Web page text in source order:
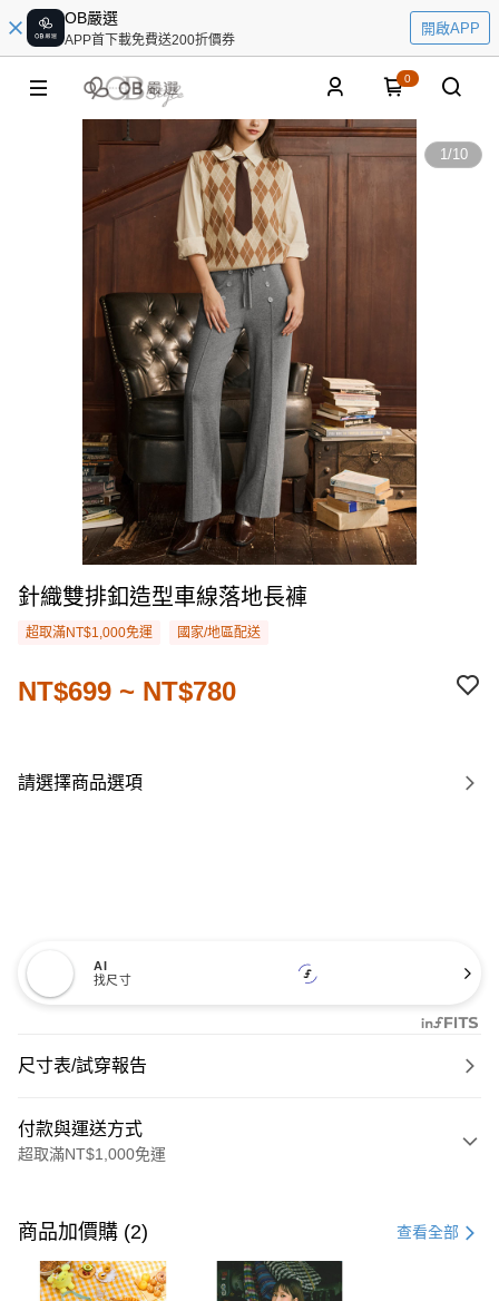
OB嚴選
APP首下載免費送200折價券
開啟APP
0
1/10
針織雙排釦造型車線落地長褲
超取滿NT$1,000免運 國家/地區配送
NT$699 ~ NT$780
請選擇商品選項
AI
找尺寸
尺寸表/試穿報告
付款與運送方式
超取滿NT$1,000免運
信用卡一次付款
購物金
商品加價購 (2) 查看全部